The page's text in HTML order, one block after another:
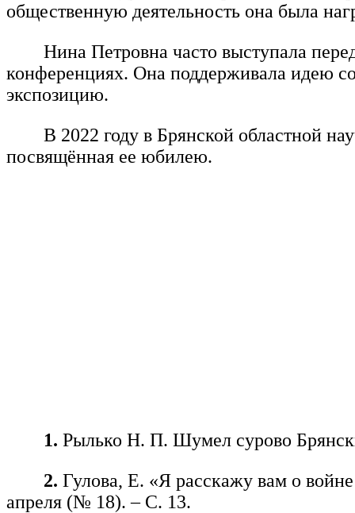
общественную деятельность она была
Нина Петровна часто выступала
конференциях. Она поддерживала идею
экспозицию.
В 2022 году в Брянской областной
посвящённая ее юбилею.
1. Рылько Н. П. Шумел сурово
2. Гулова, Е. «Я расскажу вам о
апреля (№ 18). – С. 13.